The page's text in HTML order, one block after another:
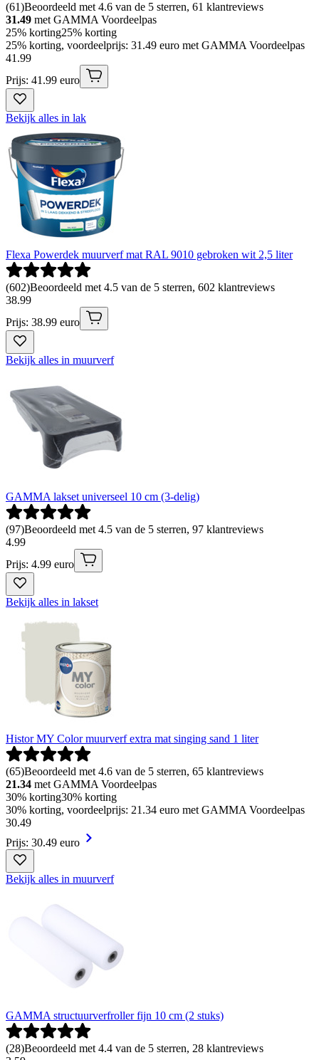
(61)Beoordeeld met 4.6 van de 5 sterren, 61 klantreviews
31.49 met GAMMA Voordeelpas
25% korting25% korting
25% korting, voordeelprijs: 31.49 euro met GAMMA Voordeelpas
41 .99
Prijs: 41.99 euro
Bekijk alles in lak
Flexa Powerdek muurverf mat RAL 9010 gebroken wit 2,5 liter
(602)Beoordeeld met 4.5 van de 5 sterren, 602 klantreviews
38.99
Prijs: 38.99 euro
Bekijk alles in muurverf
GAMMA lakset universeel 10 cm (3-delig)
(97)Beoordeeld met 4.5 van de 5 sterren, 97 klantreviews
4.99
Prijs: 4.99 euro
Bekijk alles in lakset
Histor MY Color muurverf extra mat singing sand 1 liter
(65)Beoordeeld met 4.6 van de 5 sterren, 65 klantreviews
21.34 met GAMMA Voordeelpas
30% korting30% korting
30% korting, voordeelprijs: 21.34 euro met GAMMA Voordeelpas
30.49
Prijs: 30.49 euro
Bekijk alles in muurverf
GAMMA structuurverfroller fijn 10 cm (2 stuks)
(28)Beoordeeld met 4.4 van de 5 sterren, 28 klantreviews